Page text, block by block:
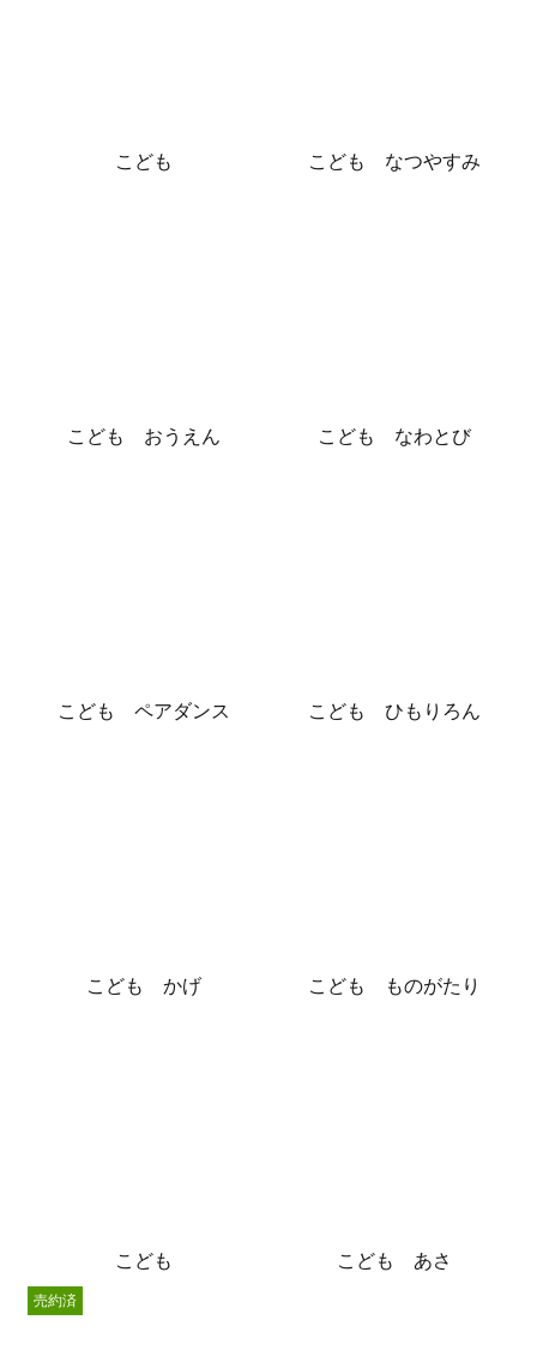
こども こども なつやすみ
こども おうえん こども なわとび
こども ペアダンス こども ひもりろん
こども かげ こども ものがたり
こども こども あさ
売約済